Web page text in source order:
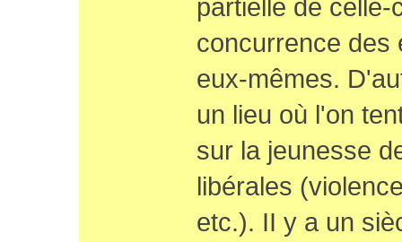
partielle de celle-
concurrence des
eux-mêmes.
un lieu où l'on
sur la jeunesse
libérales
etc.). II y a un